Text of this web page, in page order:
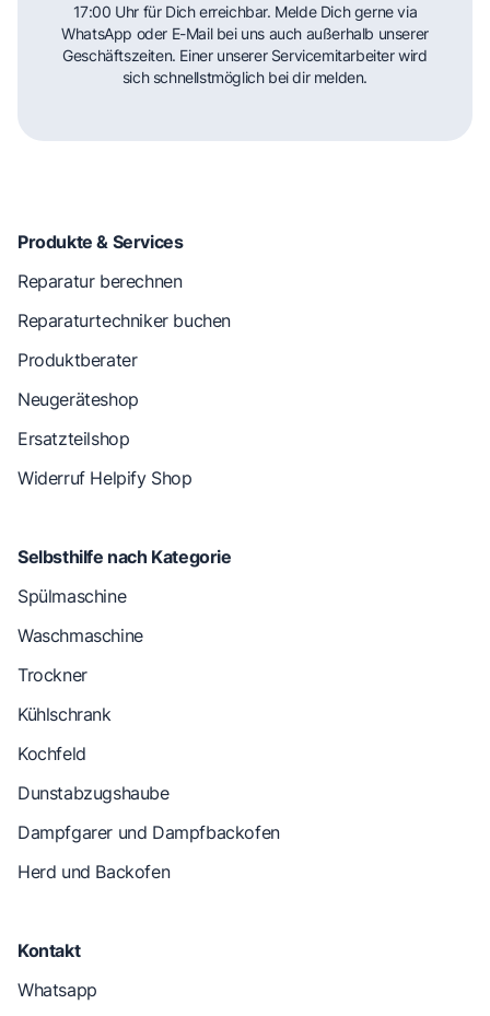
17:00 Uhr für Dich erreichbar. Melde Dich gerne via
WhatsApp oder E-Mail bei uns auch außerhalb unserer
Geschäftszeiten. Einer unserer Servicemitarbeiter wird
sich schnellstmöglich bei dir melden.
Produkte & Services
Reparatur berechnen
Reparaturtechniker buchen
Produktberater
Neugeräteshop
Ersatzteilshop
Widerruf Helpify Shop
Selbsthilfe nach Kategorie
Spülmaschine
Waschmaschine
Trockner
Kühlschrank
Kochfeld
Dunstabzugshaube
Dampfgarer und Dampfbackofen
Herd und Backofen
Kontakt
Whatsapp